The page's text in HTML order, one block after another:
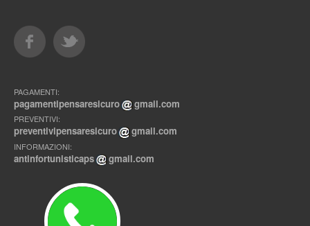
PAGAMENTI:
pagamentipensaresicuro gmail.com
PREVENTIVI:
preventivipensaresicuro gmail.com
INFORMAZIONI:
antinfortunisticaps gmail.com